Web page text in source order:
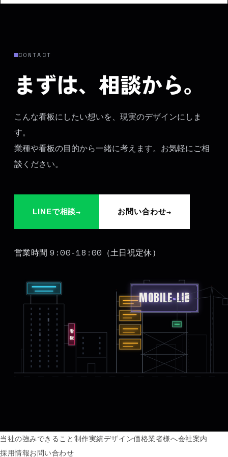
CONTACT
まずは、相談から。
こんな看板にしたい想いを、現実のデザインにしま
す。
業種や看板の目的から一緒に考えます。お気軽にご相
談ください。
LINEで相談→ お問い合わせ→
営業時間 9:00-18:00 （土日祝定休）
看板
MOBILE-LIB
当社の強みできること制作実績デザイン価格業者様へ会社案内
採用情報お問い合わせ